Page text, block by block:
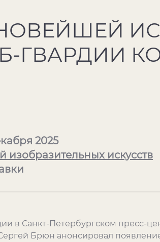
ГВАРДИИ
2025
изобразительных искусств
в Санкт-Петербургском пресс-
Брюн анонсировал